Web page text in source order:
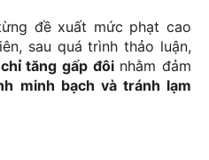
đề xuất mức phạt cao
sau quá trình thảo luận,
chỉ tăng gấp đôinhằm đảm
minh bạch và tránh lạm